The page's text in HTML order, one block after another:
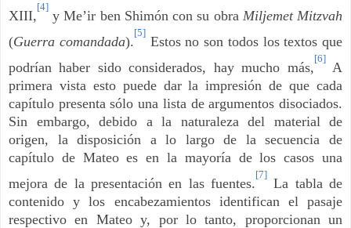
XIII,
[4]
y Me’ir ben Shimón con su obra Miljemet Mitzvah
(Guerra comandada).
[5]
Estos no son todos los textos que
podrían haber sido considerados, hay mucho más,
[6]
A
primera vista esto puede dar la impresión de que cada
capítulo presenta sólo una lista de argumentos disociados.
Sin embargo, debido a la naturaleza del material de
origen, la disposición a lo largo de la secuencia de
capítulo de Mateo es en la mayoría de los casos una
mejora de la presentación en las fuentes.
[7]
La tabla de
contenido y los encabezamientos identifican el pasaje
respectivo en Mateo y, por lo tanto, proporcionan un